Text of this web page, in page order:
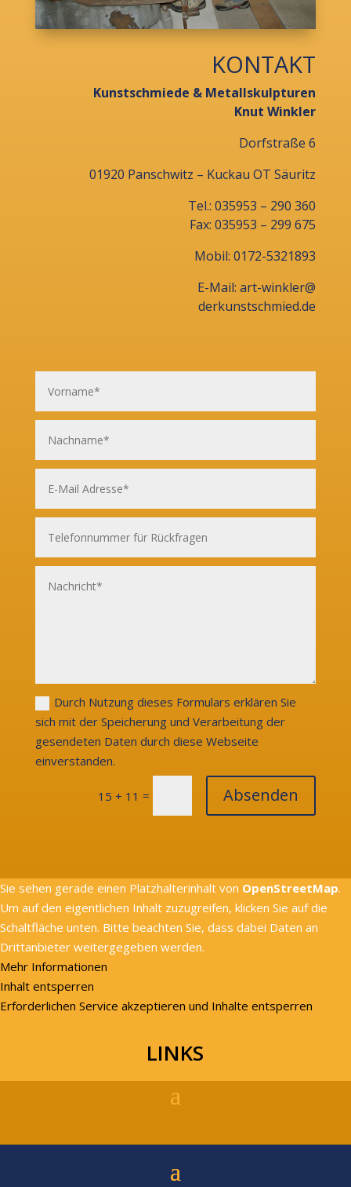
KONTAKT
Kunstschmiede & Metallskulpturen
Knut Winkler
Dorfstraße 6
01920 Panschwitz – Kuckau OT Säuritz
Tel.: 035953 – 290 360
Fax: 035953 – 299 675
Mobil: 0172-5321893
E-Mail: art-winkler@
derkunstschmied.de
Durch Nutzung dieses Formulars erklären Sie
sich mit der Speicherung und Verarbeitung der
gesendeten Daten durch diese Webseite
einverstanden.
15 + 11 = Absenden
Sie sehen gerade einen Platzhalterinhalt von OpenStreetMap.
Um auf den eigentlichen Inhalt zuzugreifen, klicken Sie auf die
Schaltfläche unten. Bitte beachten Sie, dass dabei Daten an
Drittanbieter weitergegeben werden.
Mehr Informationen
Inhalt entsperren
Erforderlichen Service akzeptieren und Inhalte entsperren
LINKS